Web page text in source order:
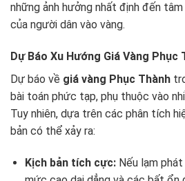
những ảnh hưởng nhất định đến
của người dân vào vàng.
Dự Báo Xu Hướng Giá Vàng Phục
Dự báo về giá vàng Phục Thành
bài toán phức tạp, phụ thuộc vào
Tuy nhiên, dựa trên các phân tích
bản có thể xảy ra:
Kịch bản tích cực:Nếu lạm